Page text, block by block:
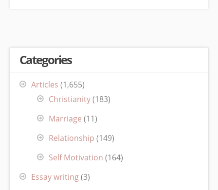
Categories
Articles (1,655)
Christianity(183)
Marriage (11)
Relationship (149)
Self Motivation (164)
Essay writing(3)